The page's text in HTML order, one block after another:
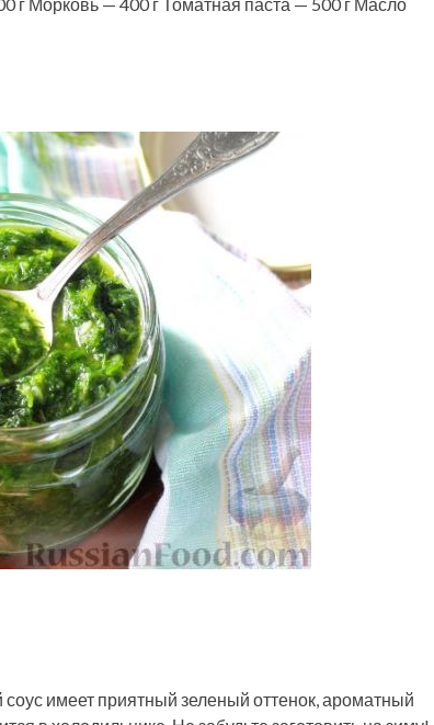
г Морковь — 400 г Томатная паста — 500 г Масло
имеет приятный зеленый оттенок, ароматный